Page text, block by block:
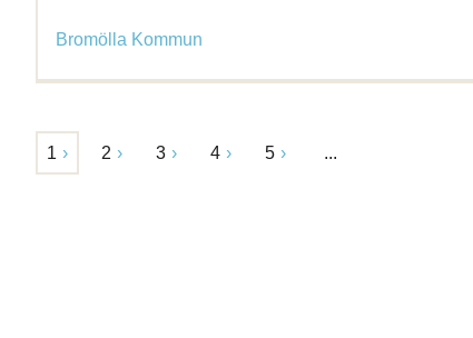
Bromölla Kommun
1 2 3 4 5 ...